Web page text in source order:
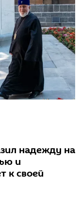
надежду на
и
к своей